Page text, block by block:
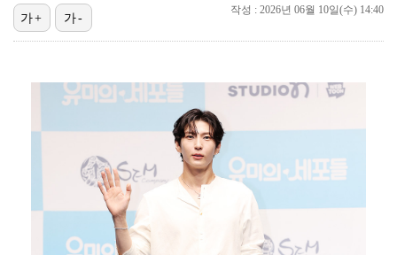
강채연, 제주삼다수 2R 깜짝 선두 도약…박민지 공동 …
폭발까지 5분…안보현·정은채, 목숨 건 사투 시작(재벌…
진세연, 전속계약 종료…FA 시장 나왔다 [공식]
'1라운드 115위' 김민별, 2라운드 7타 줄이며 7…
이강인, 아틀레티코 마드리드 첫 훈련 진행…9일 맨시티…
작성 : 2026년 06월 10일(수) 14:40
가+ 가-